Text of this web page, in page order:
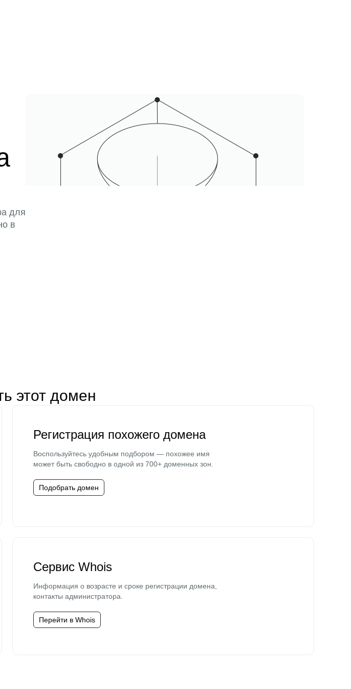
для
в
этот домен
Регистрация похожего домена
Воспользуйтесь удобным подбором — похожее имя
может быть свободно в одной из 700+ доменных зон.
Подобрать домен
Сервис Whois
Информация о возрасте и сроке регистрации домена,
контакты администратора.
Перейти в Whois